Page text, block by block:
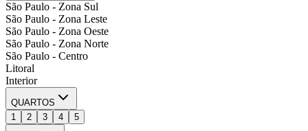
São Paulo - Zona Sul
São Paulo - Zona Leste
São Paulo - Zona Oeste
São Paulo - Zona Norte
São Paulo - Centro
Litoral
Interior
QUARTOS
1
2 3 4 5